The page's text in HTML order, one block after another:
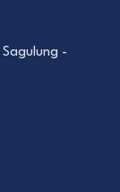
Sagulung -